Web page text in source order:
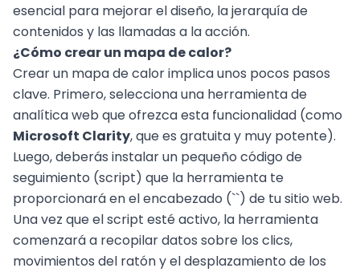
esencial para mejorar el diseño, la jerarquía de
contenidos y las llamadas a la acción.
¿Cómo crear un mapa de calor?
Crear un mapa de calor implica unos pocos pasos
clave. Primero, selecciona una herramienta de
analítica web que ofrezca esta funcionalidad (como
Microsoft Clarity, que es gratuita y muy potente).
Luego, deberás instalar un pequeño código de
seguimiento (script) que la herramienta te
proporcionará en el encabezado (``) de tu sitio web.
Una vez que el script esté activo, la herramienta
comenzará a recopilar datos sobre los clics,
movimientos del ratón y el desplazamiento de los